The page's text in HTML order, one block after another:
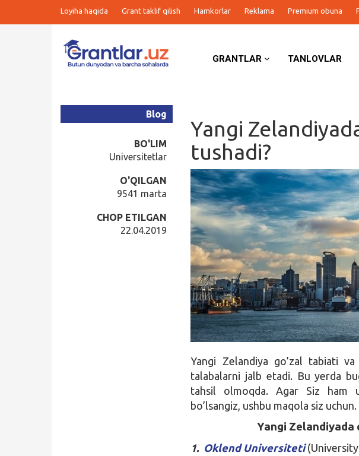
Loyiha haqida Grant taklif qilish Hamkorlar Reklama Premium obuna
GRANTLAR TANLOVLAR
Yangi
tushadi?
Blog
BO'LIM
Universitetlar
O'QILGAN
9541 marta
CHOP ETILGAN
22.04.2019
Yangi Zelandiya go’zal tabiati
talabalarni jalb etadi. Bu yerda
tahsil olmoqda. Agar Siz ham
bo’lsangiz, ushbu maqola siz uchun.
Yangi Zelandiyada
1. Oklend Universiteti(University